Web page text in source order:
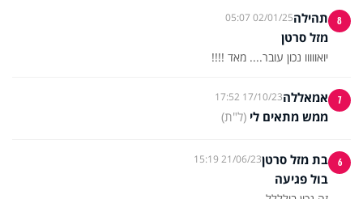
8 תהילה02/01/25 05:07
מזל סרטן
יואווווו נכון עובר.... מאד !!!!
7 אמאללה17/10/23 17:52
ממש מתאים לי (ל"ת)
6 בת מזל סרטן21/06/23 15:19
בול פגיעה